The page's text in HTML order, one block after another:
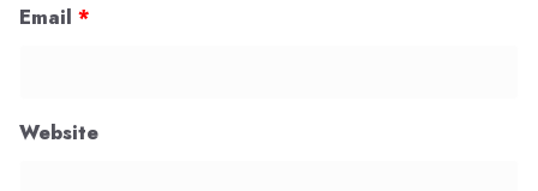
Email *
Website